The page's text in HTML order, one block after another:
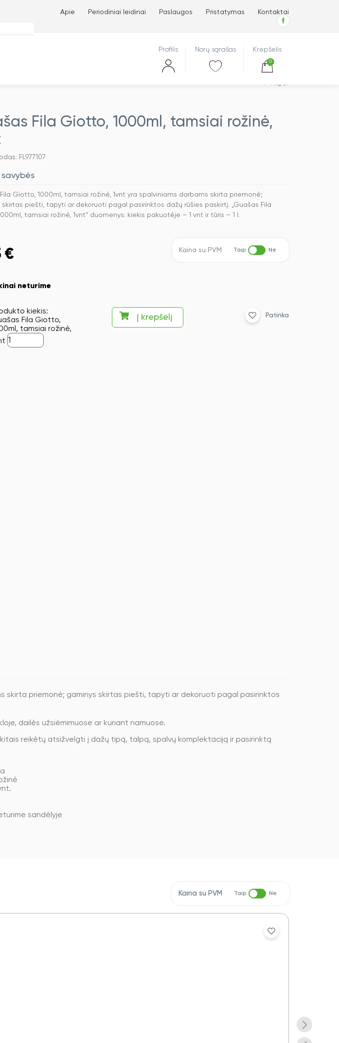
Apie Periodiniai leidinai Paslaugos Pristatymas Kontaktai
Profilis Norų sąrašas Krepšelis
0
Atgal
Fila Giotto, 1000ml, tamsiai rožinė,
FL977107
savybės
Giotto, 1000ml, tamsiai rožinė, 1vnt yra spalviniams darbams skirta priemonė;
skirtas piešti, tapyti ar dekoruoti pagal pasirinktos dažų rūšies paskirtį. „Guašas Fila
tamsiai rožinė, 1vnt“ duomenys: kiekis pakuotėje – 1 vnt ir tūris – 1 l.
€ Kaina su PVM Taip Ne
neturime
kiekis:
Fila Giotto,
tamsiai rožinė,
Į krepšelį Patinka
skirta priemonė; gaminys skirtas piešti, tapyti ar dekoruoti pagal pasirinktos
dailės užsiėmimuose ar kuriant namuose.
reikėtų atsižvelgti į dažų tipą, talpą, spalvų komplektaciją ir pasirinktą
sandėlyje
Kaina su PVM Taip Ne